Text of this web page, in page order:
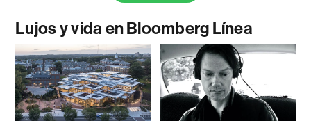
Lujos y vida en Bloomberg Línea